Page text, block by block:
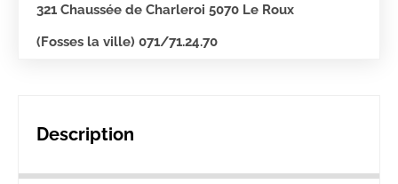
321 Chaussée de Charleroi 5070 Le Roux
(Fosses la ville) 071/71.24.70
Description